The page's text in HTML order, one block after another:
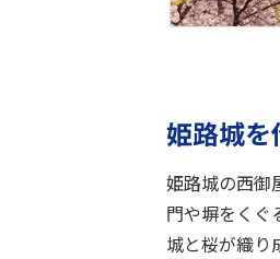
姫路城を
姫路城の西御
門や塀をくぐ
城と桜が織り